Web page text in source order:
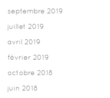
septembre 2019
juillet 2019
avril 2019
février 2019
octobre 2018
juin 2018